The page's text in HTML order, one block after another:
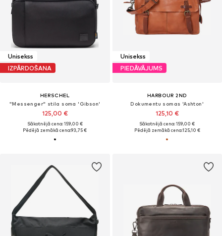
Unisekss
IZPĀRDOŠANA
HERSCHEL
"Messenger" stila soma 'Gibson'
125,00 €
Sākotnējā cena: 159,00 €
Pēdējā zemākā cena:93,75 €
Unisekss
PIEDĀVĀJUMS
HARBOUR 2ND
Dokumentu somas 'Ashton'
125,10 €
Sākotnējā cena: 159,00 €
Pēdējā zemākā cena:125,10 €